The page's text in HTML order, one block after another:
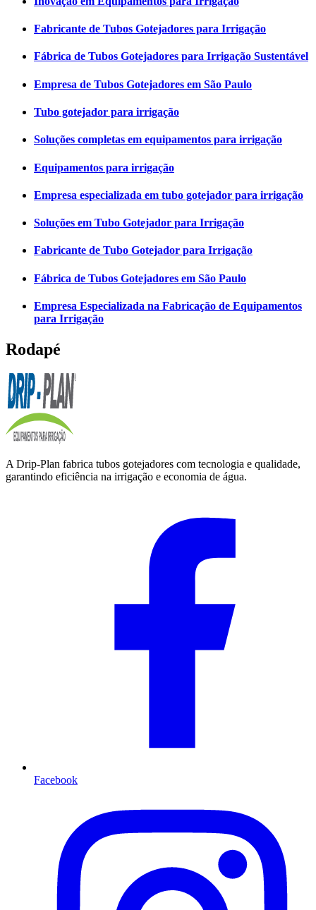
Fabricante de Tubos Gotejadores para Irrigação
Fábrica de Tubos Gotejadores para Irrigação Sustentável
Empresa de Tubos Gotejadores em São Paulo
Tubo gotejador para irrigação
Soluções completas em equipamentos para irrigação
Equipamentos para irrigação
Empresa especializada em tubo gotejador para irrigação
Soluções em Tubo Gotejador para Irrigação
Fabricante de Tubo Gotejador para Irrigação
Fábrica de Tubos Gotejadores em São Paulo
Empresa Especializada na Fabricação de Equipamentos
para Irrigação
Rodapé
A Drip-Plan fabrica tubos gotejadores com tecnologia e qualidade,
garantindo eficiência na irrigação e economia de água.
Facebook